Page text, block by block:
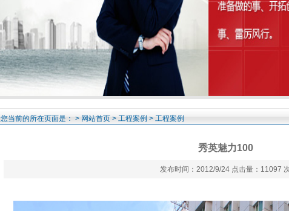
您当前的所在页面是： > 网站首页 > 工程案例 > 工程案例
秀英魅力100
发布时间：2012/9/24 点击量：11097